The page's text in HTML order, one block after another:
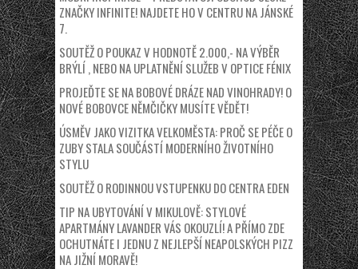
ZNAČKY INFINITE! NAJDETE HO V CENTRU NA JÁNSKÉ
7.
SOUTĚŽ O POUKAZ V HODNOTĚ 2.000,- NA VÝBĚR
BRÝLÍ , NEBO NA UPLATNĚNÍ SLUŽEB V OPTICE FÉNIX
PROJEĎTE SE NA BOBOVÉ DRÁZE NAD VINOHRADY! O
NOVÉ BOBOVCE NĚMČIČKY MUSÍTE VĚDĚT!
ÚSMĚV JAKO VIZITKA VELKOMĚSTA: PROČ SE PÉČE O
ZUBY STALA SOUČÁSTÍ MODERNÍHO ŽIVOTNÍHO
STYLU
SOUTĚŽ O RODINNOU VSTUPENKU DO CENTRA EDEN
TIP NA UBYTOVÁNÍ V MIKULOVĚ: STYLOVÉ
APARTMÁNY LAVANDER VÁS OKOUZLÍ! A PŘÍMO ZDE
OCHUTNÁTE I JEDNU Z NEJLEPŠÍ NEAPOLSKÝCH PIZZ
NA JIŽNÍ MORAVĚ!